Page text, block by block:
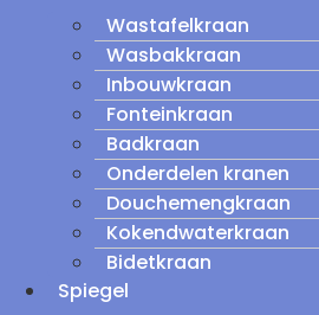
Wastafelkraan
Wasbakkraan
Inbouwkraan
Fonteinkraan
Badkraan
Onderdelen kranen
Douchemengkraan
Kokendwaterkraan
Bidetkraan
Spiegel